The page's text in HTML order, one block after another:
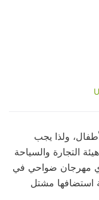
ولذا يجب
التجارة والسياحة
مهرجان ضواحي في
شيّقة استضافها مشتل